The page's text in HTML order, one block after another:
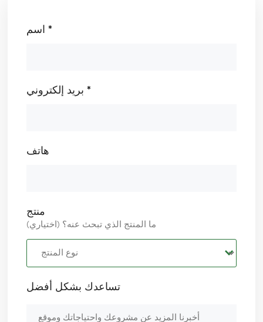
اسم *
بريد إلكتروني *
هاتف
منتج
ما المنتج الذي تبحث عنه؟ (اختياري)
تساعدك بشكل أفضل